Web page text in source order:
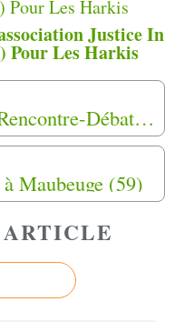
Justice In
Pour Les Harkis
GENAFRA organise une Rencontre-Débat samedi 19 Septembre 2020 " De Zéralda (Algérie) à Rivesaltes (France) "à Talence (33)
Maubeuge (59)